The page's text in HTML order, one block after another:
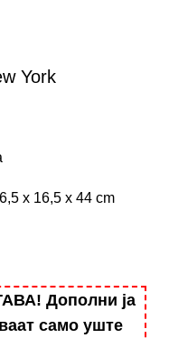
York
x 16,5 x 44 cm
Дополни ја
само уште